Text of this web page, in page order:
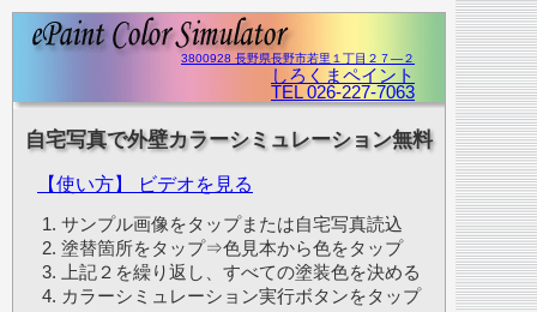
3800928 長野県長野市若里１丁目２７―２
しろくまペイント
TEL 026-227-7063
自宅写真で外壁カラーシミュレーション無料
【使い方】 ビデオを見る
サンプル画像をタップまたは自宅写真読込
塗替箇所をタップ⇒色見本から色をタップ
上記２を繰り返し、すべての塗装色を決める
カラーシミュレーション実行ボタンをタップ